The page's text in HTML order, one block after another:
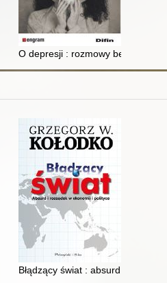
smutek
O depresji : rozmowy bez wstydu
Błądzący świat : absurd i